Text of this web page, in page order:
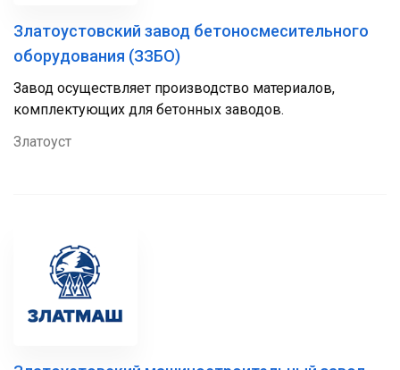
Златоустовский завод бетоносмесительного
оборудования (ЗЗБО)
Завод осуществляет производство материалов,
комплектующих для бетонных заводов.
Златоуст